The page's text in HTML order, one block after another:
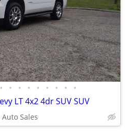
• • • • • • • • •
LT 4x2 4dr SUV SUV
Sales